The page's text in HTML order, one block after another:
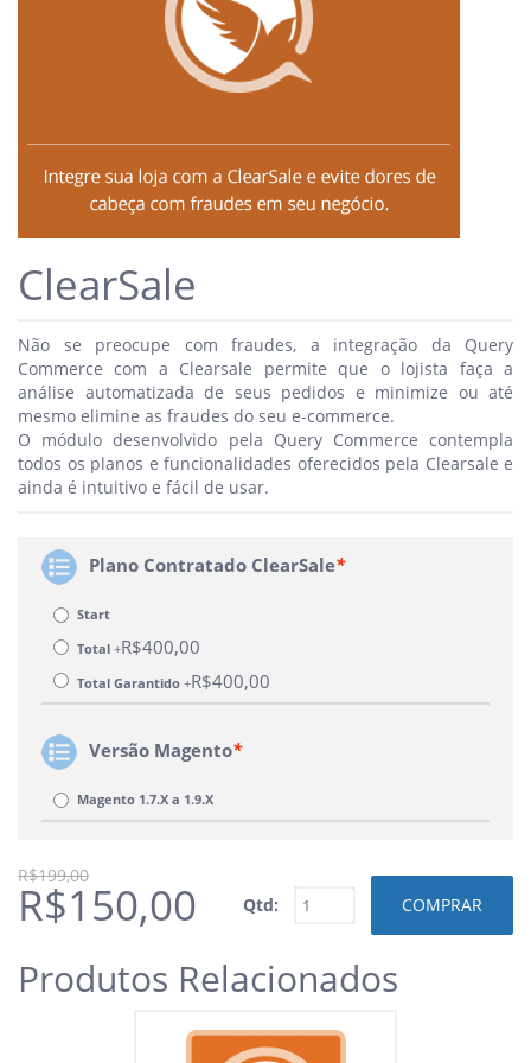
ClearSale
Não se preocupe com fraudes, a integração da Query
Commerce com a Clearsale permite que o lojista faça a
análise automatizada de seus pedidos e minimize ou até
mesmo elimine as fraudes do seu e-commerce.
O módulo desenvolvido pela Query Commerce contempla
todos os planos e funcionalidades oferecidos pela Clearsale e
ainda é intuitivo e fácil de usar.
*
Plano Contratado ClearSale
Start
Total +R$400,00
Total Garantido +R$400,00
*
Versão Magento
Magento 1.7.X a 1.9.X
R$199,00
R$150,00 Qtd: COMPRAR
Produtos Relacionados